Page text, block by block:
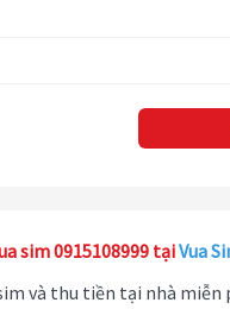
sim 0915108999 tạiVua
và thu tiền tại nhà miễn